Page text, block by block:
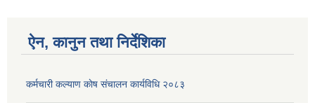
ऐन, कानुन तथा निर्देशिका
कर्मचारी कल्याण काेष संचालन कार्यविधि २०८३